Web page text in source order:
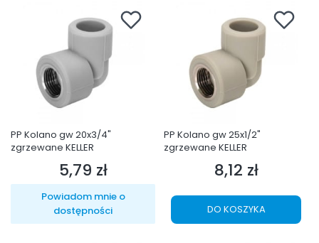
PP Kolano gw 20x3/4"
zgrzewane KELLER
Cena
5,79 zł
Powiadom mnie o
dostępności
PP Kolano gw 25x1/2"
zgrzewane KELLER
Cena
8,12 zł
DO KOSZYKA